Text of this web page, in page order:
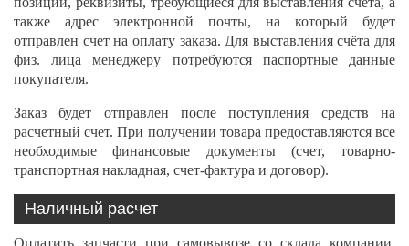
также адрес электронной почты, на который будет
отправлен счет на оплату заказа. Для выставления счёта для
физ. лица менеджеру потребуются паспортные данные
покупателя.
Заказ будет отправлен после поступления средств на
расчетный счет. При получении товара предоставляются все
необходимые финансовые документы (счет, товарно-
транспортная накладная, счет-фактура и договор).
Наличный расчет
Оплатить запчасти при самовывозе со склада компании,